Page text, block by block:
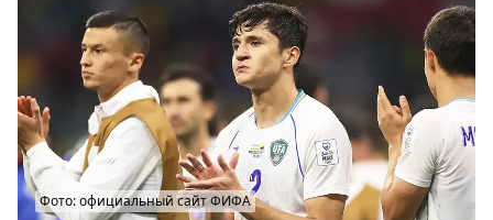
Фото: официальный сайт ФИФА